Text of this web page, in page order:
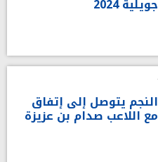
جويلية 2024
النجم يتوصل إلى إتفاق
مع اللاعب صدام بن عزيزة